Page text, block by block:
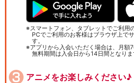
スマートフォン、タブレットでご利用
PCでご利用のお客様はブラウザ上で
す。
アプリから入会いただく場合は、月額
無料期間は入会日から14日間となりま
アニメをお楽しみください♪